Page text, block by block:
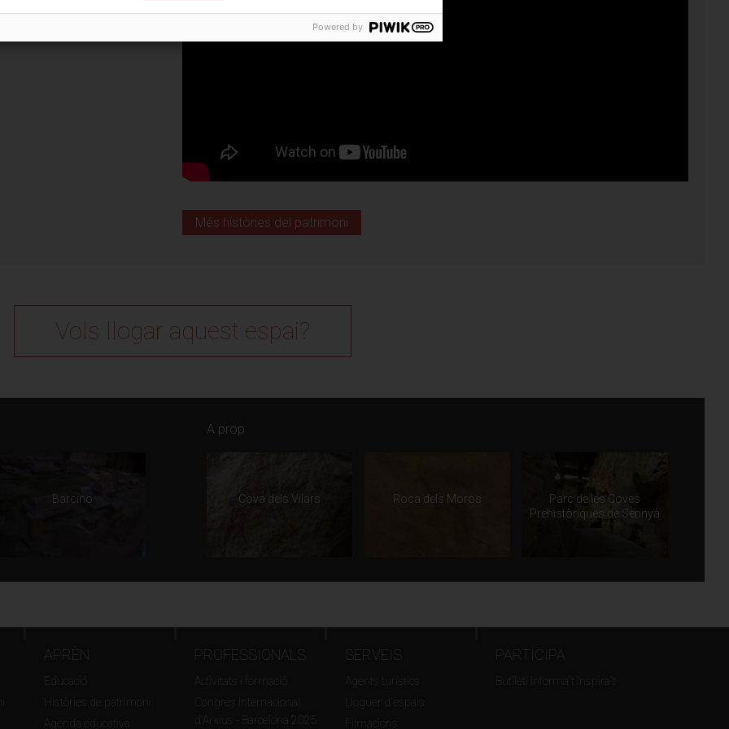
Més històries del patrimoni
Vols llogar aquest espai?
Barcino
A prop
Cova dels Vilars Roca dels Moros
Parc de les Coves
Prehistòriques de Serinyà
APRÈN
Educació
Històries de patrimoni
Agenda educativa
PROFESSIONALS
Activitats i formació
Congrés Internacional
d'Arxius - Barcelona 2025
SERVEIS
Agents turístics
Lloguer d'espais
Filmacions
PARTICIPA
Butlletí Informa't Inspira't
Powered by